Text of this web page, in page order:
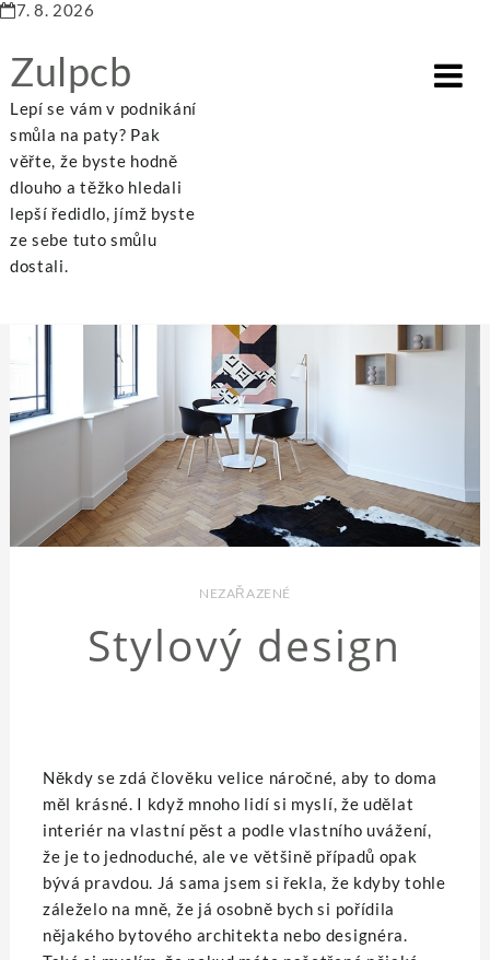
7. 8. 2026
Zulpcb
Lepí se vám v podnikání
smůla na paty? Pak
věřte, že byste hodně
dlouho a těžko hledali
lepší ředidlo, jímž byste
ze sebe tuto smůlu
dostali.
Home Nezařazené Stylový design
NEZAŘAZENÉ
Stylový design
Někdy se zdá člověku velice náročné, aby to doma
měl krásné. I když mnoho lidí si myslí, že udělat
interiér na vlastní pěst a podle vlastního uvážení,
že je to jednoduché, ale ve většině případů opak
bývá pravdou. Já sama jsem si řekla, že kdyby tohle
záleželo na mně, že já osobně bych si pořídila
nějakého bytového architekta nebo designéra.